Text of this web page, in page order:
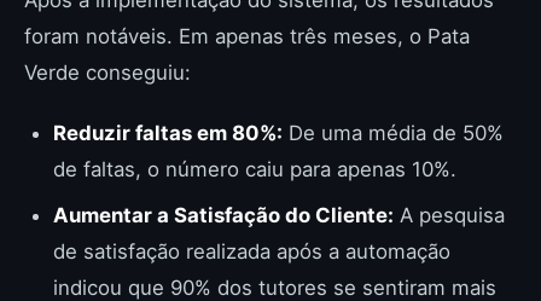
foram notáveis. Em apenas três meses, o Pata
Verde conseguiu:
Reduzir faltas em 80%: De uma média de 50%
de faltas, o número caiu para apenas 10%.
Aumentar a Satisfação do Cliente: A pesquisa
de satisfação realizada após a automação
indicou que 90% dos tutores se sentiram mais